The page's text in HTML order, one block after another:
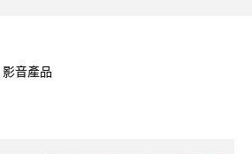
影音產品